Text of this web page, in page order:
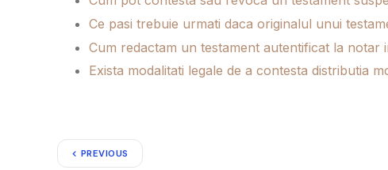
Ce pasi trebuie urmati daca originalul unui
Cum redactam un testament autentificat la notar
Exista modalitati legale de a contesta distributia
PREVIOUS